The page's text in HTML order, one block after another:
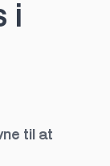
i
til at